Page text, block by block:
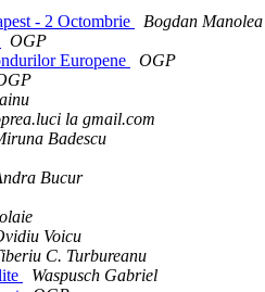
- 2 Octombrie
Bogdan Manolea
OGP
Europene
OGP
la gmail.com
Badescu
Bucur
Voicu
C. Turbureanu
Waspusch Gabriel